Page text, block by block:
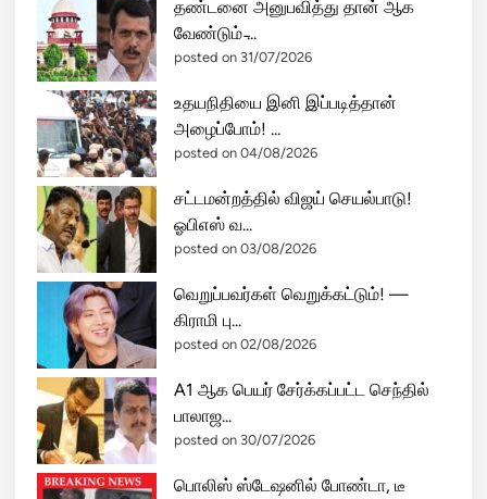
தண்டனை அனுபவித்து தான் ஆக
வேண்டும் ̵...
posted on 31/07/2026
உதயநிதியை இனி இப்படித்தான்
அழைப்போம்! ...
posted on 04/08/2026
சட்டமன்றத்தில் விஜய் செயல்பாடு!
ஓபிஎஸ் வ...
posted on 03/08/2026
வெறுப்பவர்கள் வெறுக்கட்டும்! —
கிராமி பு...
posted on 02/08/2026
A1 ஆக பெயர் சேர்க்கப்பட்ட செந்தில்
பாலாஜ...
posted on 30/07/2026
பொலிஸ் ஸ்டேஷனில் போண்டா, டீ